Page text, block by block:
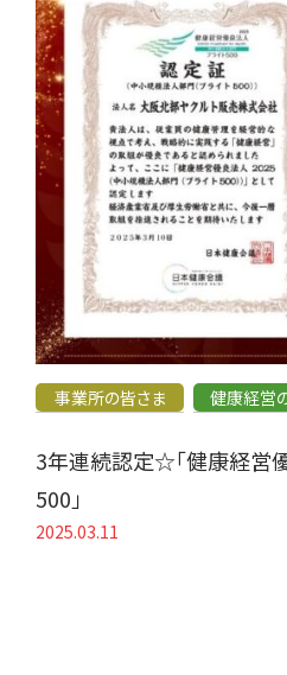
事業所の皆さま 健康経営
3年連続認定☆「健康経営
500」
2025.03.11